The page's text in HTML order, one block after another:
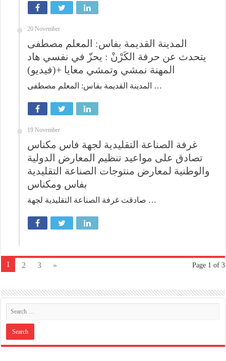
20 November
المدينة القديمة بفاس: المعلم مصطفى
يتحدث عن حرفة الكَرْنْ : يحزّ في نفسي هاد
المهنة نمشي وتمشي معايا +(فيديو)
المدينة القديمة بفاس: المعلم مصطفى …
19 November
غرفة الصناعة التقليدية لجهة فاس مكناس
تصادق على مواعيد تنظيم المعارض الدولية
والوطنية لمعارض منتوجات الصناعة التقليدية
بفاس ومكناس
صادقت غرفة الصناعة التقليدية لجهة …
Page 1 of 3
1 2 3 »